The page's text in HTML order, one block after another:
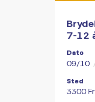
7-12
Dato
09/10
Sted
3300